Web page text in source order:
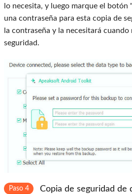
lo necesita, y luego marque el
una contraseña para esta copia de
la contraseña y la necesitará
seguridad.
Paso 4
Copia de seguridad de